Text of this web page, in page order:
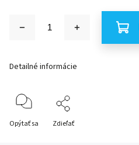
Detailné informácie
Opýtať sa Zdieľať